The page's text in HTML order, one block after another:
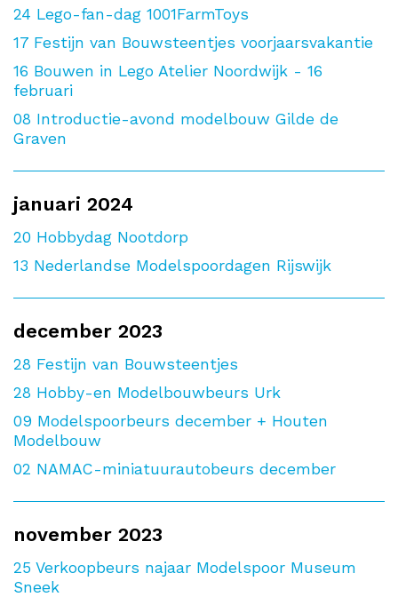
24 Lego-fan-dag 1001FarmToys
17 Festijn van Bouwsteentjes voorjaarsvakantie
16 Bouwen in Lego Atelier Noordwijk - 16
februari
08 Introductie-avond modelbouw Gilde de
Graven
januari 2024
20 Hobbydag Nootdorp
13 Nederlandse Modelspoordagen Rijswijk
december 2023
28 Festijn van Bouwsteentjes
28 Hobby-en Modelbouwbeurs Urk
09 Modelspoorbeurs december + Houten
Modelbouw
02 NAMAC-miniatuurautobeurs december
november 2023
25 Verkoopbeurs najaar Modelspoor Museum
Sneek